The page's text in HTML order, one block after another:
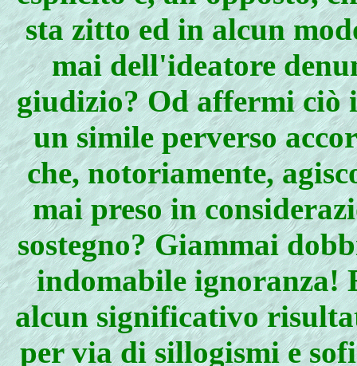
sta zitto ed in alcun
mai dell'ideatore
giudizio? Od affermi ciò
un simile perverso
che, notoriamente,
mai preso in
sostegno? Giammai
indomabile ignoranza!
alcun significativo
per via di sillogismi e